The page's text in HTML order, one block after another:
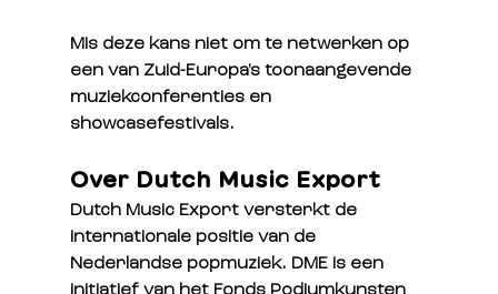
Mis deze kans niet om te netwerken op
een van Zuid-Europa's toonaangevende
muziekconferenties en
showcasefestivals.
Over Dutch Music Export
Dutch Music Export versterkt de
internationale positie van de
Nederlandse popmuziek. DME is een